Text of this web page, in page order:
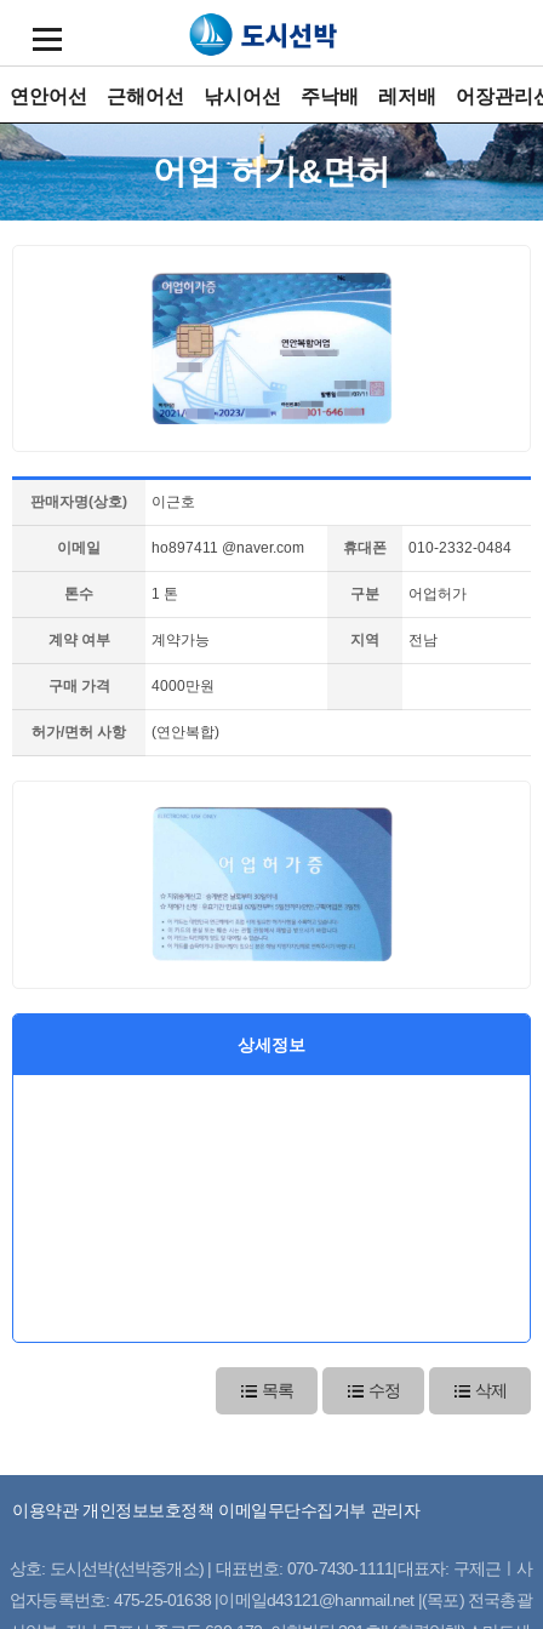
연안어선 근해어선 낚시어선 주낙배 레저배 어장관리
어업 허가&면허
판매자명(상호) 이근호
이메일 ho897411 @naver.com 휴대폰 010-2332-0484
톤수 1 톤 구분 어업허가
계약 여부 계약가능 지역 전남
구매 가격 4000만원
허가/면허 사항 (연안복합)
상세정보
목록 수정 삭제
이용약관 개인정보보호정책 이메일무단수집거부 관리자
상호: 도시선박(선박중개소) | 대표번호: 070-7430-1111|대표자: 구제근ㅣ사
업자등록번호: 475-25-01638 |이메일d43121@hanmail.net |(목포) 전국총괄